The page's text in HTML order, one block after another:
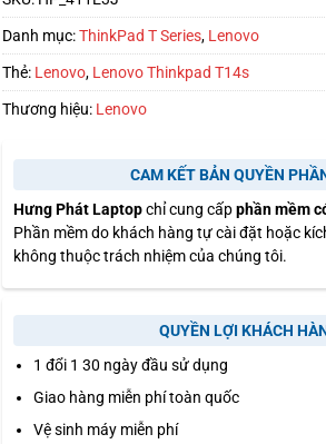
Danh mục:ThinkPad T Series, Lenovo
Thẻ: Lenovo, Lenovo Thinkpad T14s
Thương hiệu: Lenovo
CAM KẾT BẢN QUYỀN
Hưng Phát Laptopchỉ cung cấpphần mềm
Phần mềm do khách hàng tự cài đặt hoặc
không thuộc trách nhiệm của chúng tôi.
QUYỀN LỢI KHÁCH
1 đổi 1 30 ngày đầu sử dụng
Giao hàng miễn phí toàn quốc
Vệ sinh máy miễn phí